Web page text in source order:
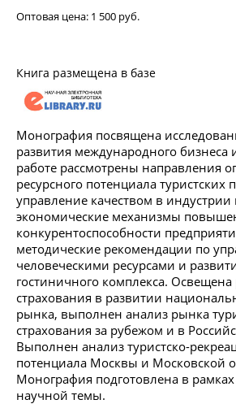
Оптовая цена: 1 500 руб.
Книга размещена в базе
Монография посвящена
развития международного бизнеса
работе рассмотрены направления
ресурсного потенциала туристских
управление качеством в индустрии
экономические механизмы
конкурентоспособности
методические рекомендации по
человеческими ресурсами и
гостиничного комплекса. Освещена
страхования в развитии
рынка, выполнен анализ рынка
страхования за рубежом и в
Выполнен анализ туристско-
потенциала Москвы и Московской
Монография подготовлена в
научной темы.